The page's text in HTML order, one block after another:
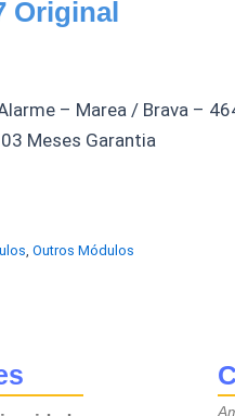
Original
– Marea / Brava –
Meses Garantia
Outros Módulos